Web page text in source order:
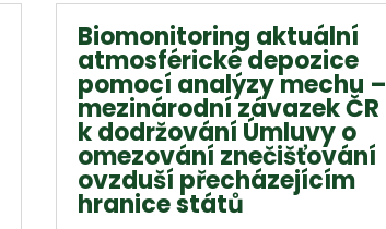
Biomonitoring aktuální
atmosférické depozice
pomocí analýzy mechu –
mezinárodní závazek ČR
k dodržování Úmluvy o
omezování znečišťování
ovzduší přecházejícím
hranice států